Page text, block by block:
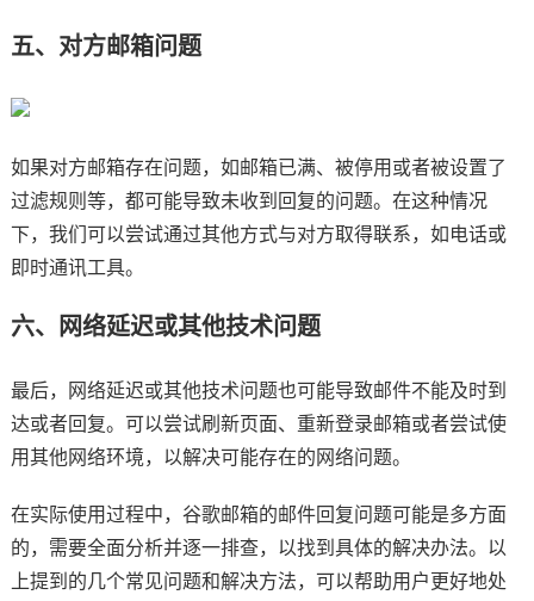
五、对方邮箱问题
如果对方邮箱存在问题，如邮箱已满、被停用或者被设置了
过滤规则等，都可能导致未收到回复的问题。在这种情况
下，我们可以尝试通过其他方式与对方取得联系，如电话或
即时通讯工具。
六、网络延迟或其他技术问题
最后，网络延迟或其他技术问题也可能导致邮件不能及时到
达或者回复。可以尝试刷新页面、重新登录邮箱或者尝试使
用其他网络环境，以解决可能存在的网络问题。
在实际使用过程中，谷歌邮箱的邮件回复问题可能是多方面
的，需要全面分析并逐一排查，以找到具体的解决办法。以
上提到的几个常见问题和解决方法，可以帮助用户更好地处